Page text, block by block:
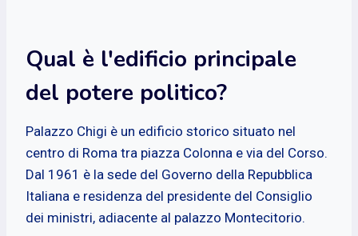
Qual è l'edificio principale
del potere politico?
Palazzo Chigi è un edificio storico situato nel
centro di Roma tra piazza Colonna e via del Corso.
Dal 1961 è la sede del Governo della Repubblica
Italiana e residenza del presidente del Consiglio
dei ministri, adiacente al palazzo Montecitorio.